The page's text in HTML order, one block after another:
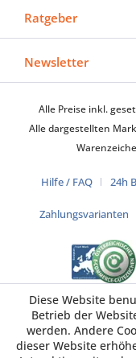
Ratgeber
Newsletter
Alle Preise inkl.
Alle dargestellten
Hilfe / FAQ 24h
Zahlungsvarianten
Diese Website
Betrieb der
werden. Andere
dieser Website